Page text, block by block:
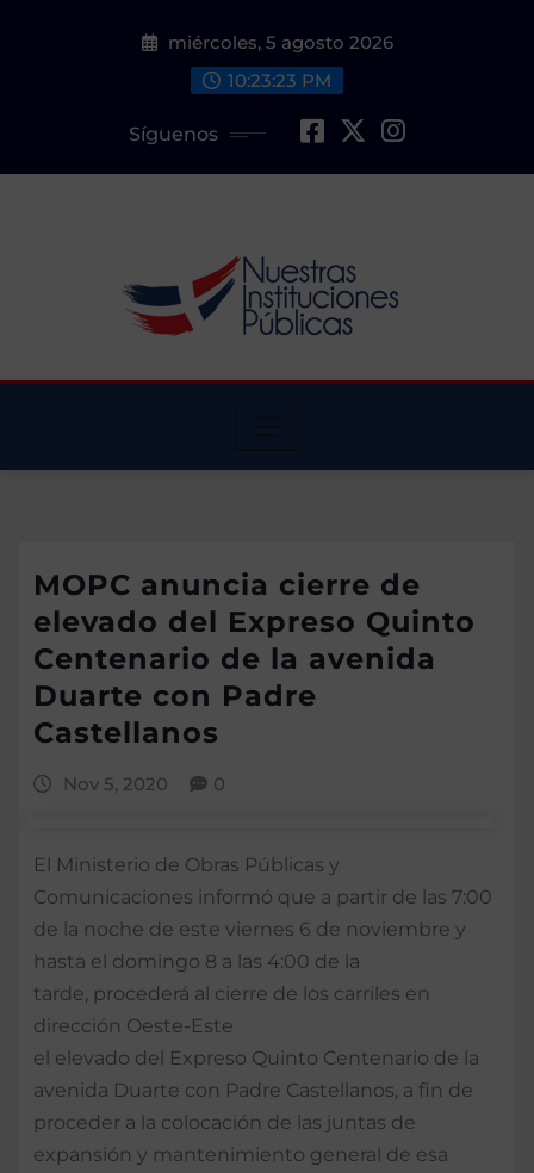
miércoles, 5 agosto 2026
10:23:24 PM
Síguenos
MOPC anuncia cierre de
elevado del Expreso Quinto
Centenario de la avenida
Duarte con Padre
Castellanos
Nov 5, 2020 0
El Ministerio de Obras Públicas y
Comunicaciones informó que a partir de las 7:00
de la noche de este viernes 6 de noviembre y
hasta el domingo 8 a las 4:00 de la
tarde, procederá al cierre de los carriles en
dirección Oeste-Este
el elevado del Expreso Quinto Centenario de la
avenida Duarte con Padre Castellanos, a fin de
proceder a la colocación de las juntas de
expansión y mantenimiento general de esa